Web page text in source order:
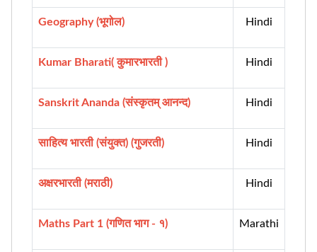
Geography (भूगोल) Hindi
Kumar Bharati( कुमारभारती ) Hindi
Sanskrit Ananda (संस्कृतम् आनन्द) Hindi
साहित्य भारती (संयुक्त) (गुजरती) Hindi
अक्षरभारती (मराठी) Hindi
Maths Part 1 (गणित भाग - १) Marathi